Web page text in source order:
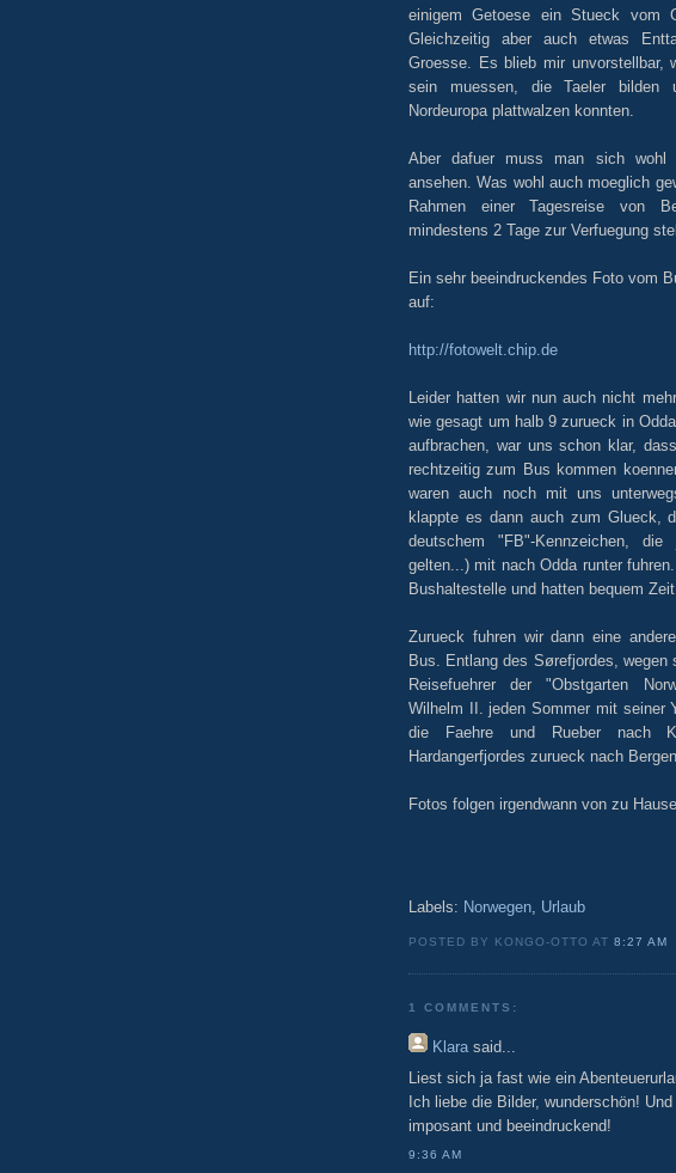
einigem Getoese ein Stueck vom
Gleichzeitig aber auch etwas
Groesse. Es blieb mir unvorstellbar,
sein muessen, die Taeler bilden
Nordeuropa plattwalzen konnten.
Aber dafuer muss man sich wohl
ansehen. Was wohl auch moeglich
Rahmen einer Tagesreise von
mindestens 2 Tage zur Verfuegung
Ein sehr beeindruckendes Foto vom
auf:
http://fotowelt.chip.de
Leider hatten wir nun auch nicht
wie gesagt um halb 9 zurueck in
aufbrachen, war uns schon klar,
rechtzeitig zum Bus kommen
waren auch noch mit uns
klappte es dann auch zum Glueck,
deutschem "FB"-Kennzeichen,
gelten...) mit nach Odda runter
Bushaltestelle und hatten bequem Zeit.
Zurueck fuhren wir dann eine
Bus. Entlang des Sørefjordes,
Reisefuehrer der "Obstgarten
Wilhelm II. jeden Sommer mit seiner
die Faehre und Rueber nach
Hardangerfjordes zurueck nach Bergen.
Fotos folgen irgendwann von zu Hause
Labels: Norwegen Urlaub
POSTED BY KONGO-OTTO AT8:27 AM
1 COMMENTS:
Klara said...
Liest sich ja fast wie ein
Ich liebe die Bilder, wunderschön!
imposant und beeindruckend!
9:36 AM